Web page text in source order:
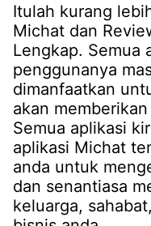
Itulah kurang
Michat dan
Lengkap. Semua
penggunanya
dimanfaatkan
akan
Semua aplikasi
aplikasi Michat
anda untuk
dan senantiasa
keluarga,